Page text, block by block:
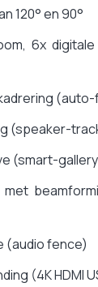
120° en 90°
6x
(speaker-
(smart-
met
(audio fence)
(4K HDMI